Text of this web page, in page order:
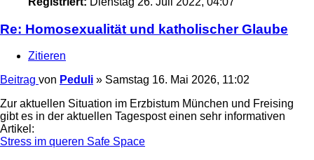
Re: Homosexualität und katholischer Glaube
Zitieren
Beitrag von Peduli » Samstag 16. Mai 2026, 11:02
Zur aktuellen Situation im Erzbistum München und Freising
gibt es in der aktuellen Tagespost einen sehr informativen
Artikel:
Stress im queren Safe Space